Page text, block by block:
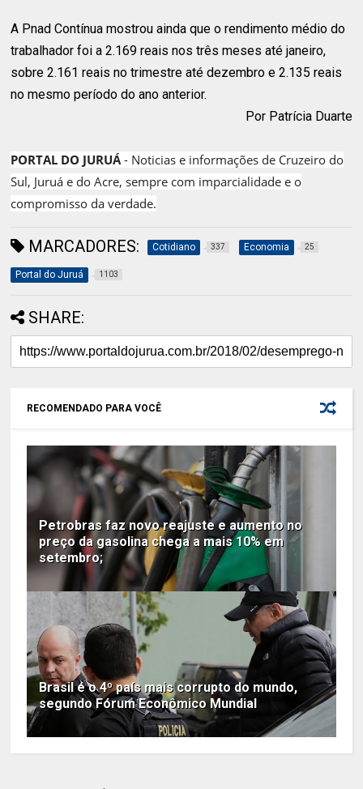
A Pnad Contínua mostrou ainda que o rendimento médio do
trabalhador foi a 2.169 reais nos três meses até janeiro,
sobre 2.161 reais no trimestre até dezembro e 2.135 reais
no mesmo período do ano anterior.
Por Patrícia Duarte
PORTAL DO JURUÁ - Noticias e informações de Cruzeiro do
Sul, Juruá e do Acre, sempre com imparcialidade e o
compromisso da verdade.
MARCADORES: Cotidiano 337 Economia 25
Portal do Juruá 1103
SHARE:
RECOMENDADO PARA VOCÊ
Petrobras faz novo reajuste e aumento no
preço da gasolina chega a mais 10% em
setembro;
Brasil é o 4º país mais corrupto do mundo,
segundo Fórum Econômico Mundial